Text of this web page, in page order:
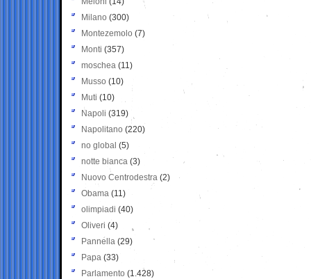
Milano (300)
Montezemolo (7)
Monti (357)
moschea (11)
Musso (10)
Muti (10)
Napoli (319)
Napolitano (220)
no global (5)
notte bianca (3)
Nuovo Centrodestra (2)
Obama (11)
olimpiadi (40)
Oliveri (4)
Pannella (29)
Papa (33)
Parlamento (1.428)